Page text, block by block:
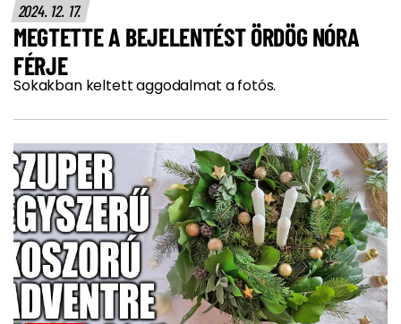
2024. 12. 17.
MEGTETTE A BEJELENTÉST ÖRDÖG NÓRA
FÉRJE
Sokakban keltett aggodalmat a fotós.